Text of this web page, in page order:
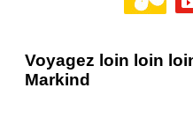
Voyagez loin loin
Markind